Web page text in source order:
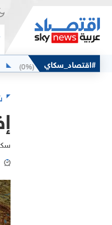
#اقتصاد_سكاي
0
(0%) النفط